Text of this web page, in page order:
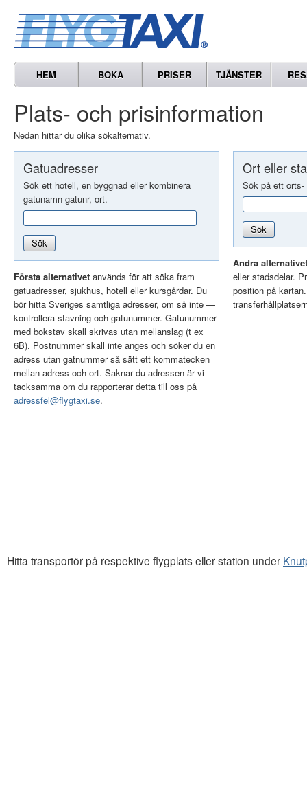
HEM BOKA PRISER TJÄNSTER
Plats- och prisinformation
Nedan hittar du olika sökalternativ.
Gatuadresser
Sök ett hotell, en byggnad eller kombinera
gatunamn gatunr, ort.
Sök
Första alternativet används för att söka fram
gatuadresser, sjukhus, hotell eller kursgårdar. Du
bör hitta Sveriges samtliga adresser, om så inte —
kontrollera stavning och gatunummer. Gatunummer
med bokstav skall skrivas utan mellanslag (t ex
6B). Postnummer skall inte anges och söker du en
adress utan gatnummer så sätt ett kommatecken
mellan adress och ort. Saknar du adressen är vi
tacksamma om du rapporterar detta till oss på
adressfel@flygtaxi.se.
Ort eller
Sök på ett
Sök
Andra alternativet
eller stadsdelar.
position på
Hitta transportör på respektive flygplats eller station under